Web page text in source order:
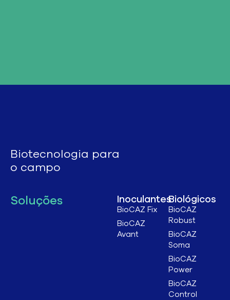
Biotecnologia para
o campo
Soluções Inoculantes
BioCAZ Fix
BioCAZ
Avant
Biológicos
BioCAZ
Robust
BioCAZ
Soma
BioCAZ
Power
BioCAZ
Control